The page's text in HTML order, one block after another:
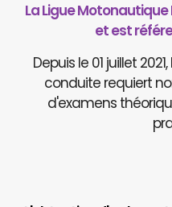
La Ligue
et est
Depuis le 01 juillet
conduite requiert
d'examens